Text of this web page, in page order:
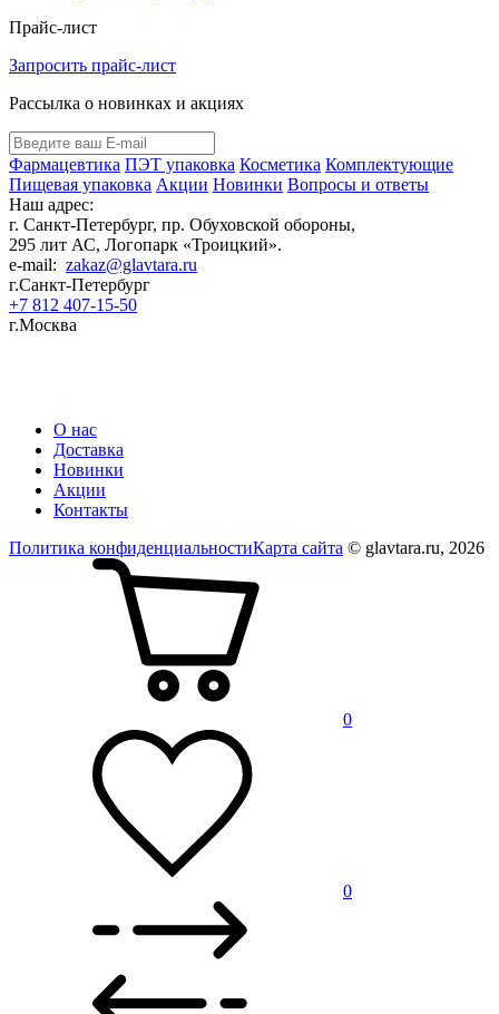
Прайс-лист
Запросить прайс-лист
Рассылка о новинках и акциях
Фармацевтика ПЭТ упаковка Косметика Комплектующие
Пищевая упаковка Акции Новинки Вопросы и ответы
Наш адрес:
г. Санкт-Петербург, пр. Обуховской обороны,
295 лит АС, Логопарк «Троицкий».
e-mail: zakaz@glavtara.ru
г.Санкт-Петербург
+7 812 407-15-50
г.Москва
О нас
Доставка
Новинки
Акции
Контакты
Политика конфиденциальностиКарта сайта © glavtara.ru, 2026
0
0